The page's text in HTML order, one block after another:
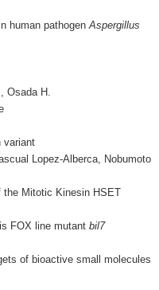
human pathogenAspergillus
Osada H.
variant
Lopez-Alberca, Nobumoto
the Mitotic Kinesin HSET
FOX line mutant bil7
of bioactive small molecules